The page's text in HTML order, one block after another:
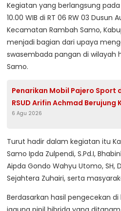
Kegiatan yang berlangsung
10.00 WIB di RT 06 RW 03 Dusun
Kecamatan Rambah Samo,
menjadi bagian dari upaya
swasembada pangan di wilayah
Samo.
Penarikan Mobil Pajero Sport
RSUD Arifin Achmad Berujung
Polisi Turun Tangan
6 Agu 2026
Turut hadir dalam kegiatan itu
Samo Ipda Zulpendi, S.Pd.I,
Aipda Gondo Wahyu Utomo, SH,
Sejahtera Zuhairi, serta
Berdasarkan hasil pengecekan